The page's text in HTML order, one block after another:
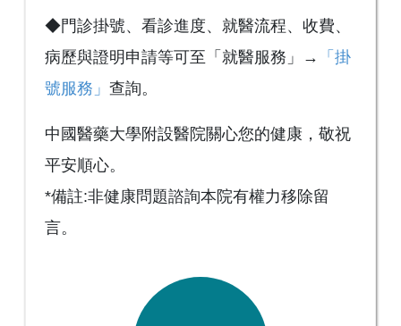
◆門診掛號、看診進度、就醫流程、收費、
病歷與證明申請等可至「就醫服務」→
「掛
號服務」 查詢。
中國醫藥大學附設醫院關心您的健康，敬祝
平安順心。
*備註:非健康問題諮詢本院有權力移除留
言。